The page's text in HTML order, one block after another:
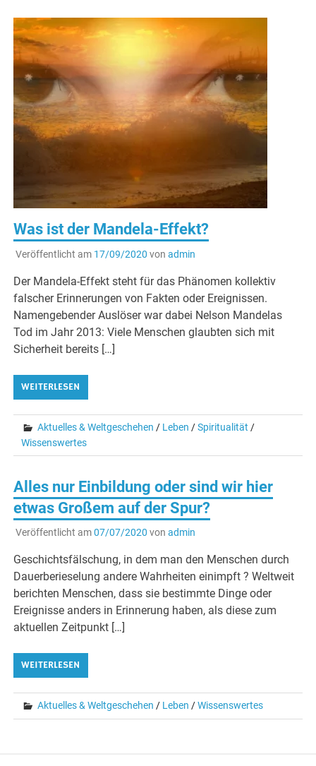
Was ist der Mandela-Effekt?
Veröffentlicht am 17/09/2020 von admin
Der Mandela-Effekt steht für das Phänomen kollektiv
falscher Erinnerungen von Fakten oder Ereignissen.
Namengebender Auslöser war dabei Nelson Mandelas
Tod im Jahr 2013: Viele Menschen glaubten sich mit
Sicherheit bereits […]
WEITERLESEN
Aktuelles & Weltgeschehen / Leben /Spiritualität /
Wissenswertes
Alles nur Einbildung oder sind wir hier
etwas Großem auf der Spur?
Veröffentlicht am07/07/2020 von admin
Geschichtsfälschung, in dem man den Menschen durch
Dauerberieselung andere Wahrheiten einimpft ? Weltweit
berichten Menschen, dass sie bestimmte Dinge oder
Ereignisse anders in Erinnerung haben, als diese zum
aktuellen Zeitpunkt […]
WEITERLESEN
Aktuelles & Weltgeschehen / Leben /Wissenswertes